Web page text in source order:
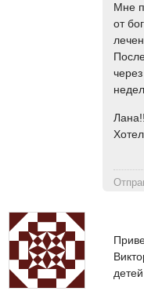
Мне
от
детей